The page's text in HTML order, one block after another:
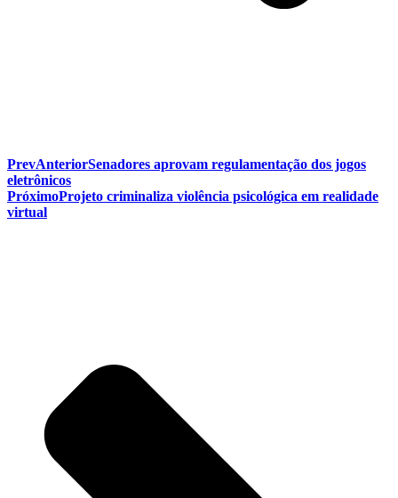
PrevAnteriorSenadores aprovam regulamentação dos jogos
eletrônicos
PróximoProjeto criminaliza violência psicológica em realidade
virtual